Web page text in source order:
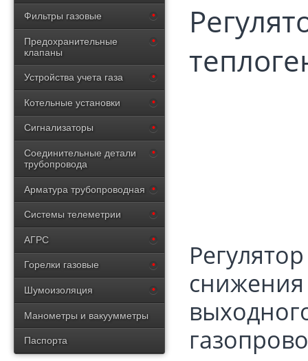
Фильтры газовые
Предохранительные
клапаны
Устройства учета газа
Котельные установки
Сигнализаторы
Соединительные детали
трубопровода
Арматура трубопроводная
Системы телеметрии
АГРС
Горелки газовые
Шумоизоляция
Манометры и вакуумметры
Паспорта